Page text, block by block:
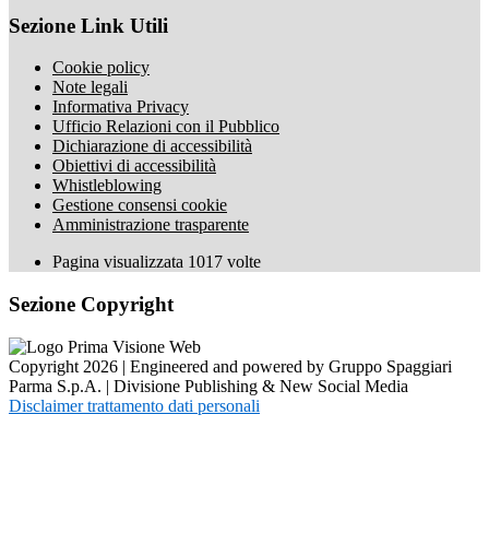
Sezione Link Utili
Cookie policy
Note legali
Informativa Privacy
Ufficio Relazioni con il Pubblico
Dichiarazione di accessibilità
Obiettivi di accessibilità
Whistleblowing
Gestione consensi cookie
Amministrazione trasparente
Pagina visualizzata 1017 volte
Sezione Copyright
Copyright 2026 | Engineered and powered by Gruppo Spaggiari
Parma S.p.A. | Divisione Publishing & New Social Media
Disclaimer trattamento dati personali